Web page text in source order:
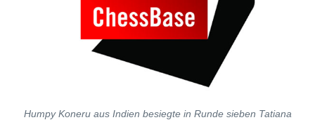
Humpy Koneru aus Indien besiegte in Runde sieben Tatiana